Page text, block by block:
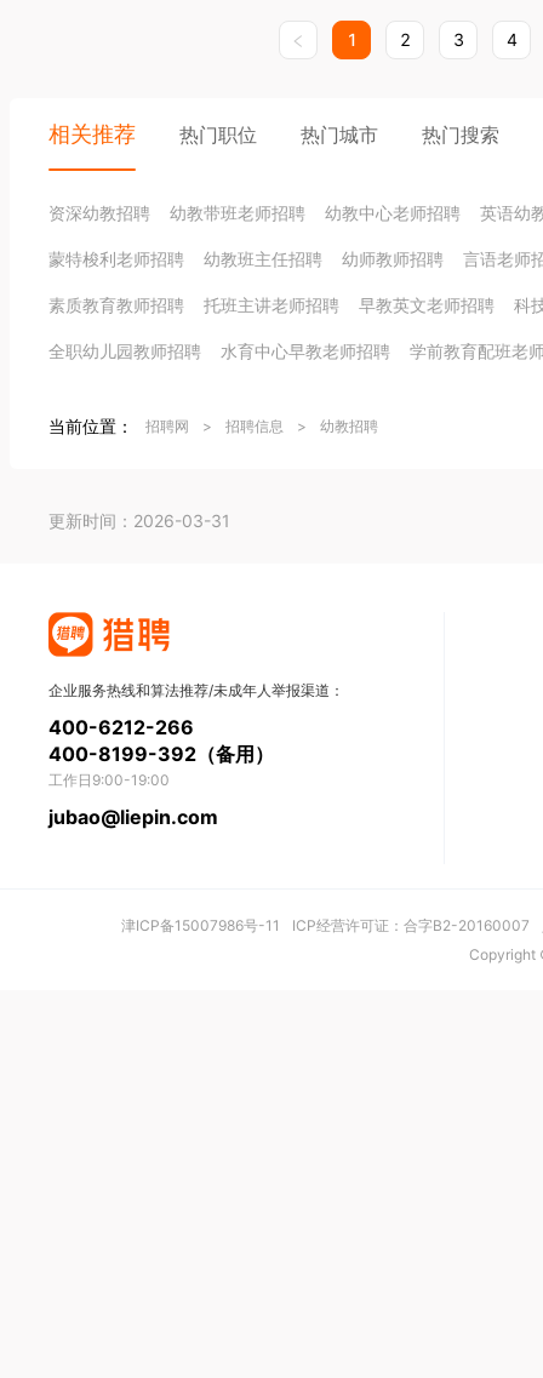
1 2 3 4
相关推荐 热门职位 热门城市 热门搜索
资深幼教招聘 幼教带班老师招聘 幼教中心老师招聘 英语幼
蒙特梭利老师招聘 幼教班主任招聘 幼师教师招聘 言语老师
素质教育教师招聘 托班主讲老师招聘 早教英文老师招聘 科
全职幼儿园教师招聘 水育中心早教老师招聘 学前教育配班老
当前位置： 招聘网 > 招聘信息 > 幼教招聘
更新时间：2026-03-31